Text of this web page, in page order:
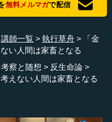
持つ電脳機械と化す」で
立研究所という原爆開発し
復を証明したのです。
の科学雑誌に載っていま
が自己修復することを証
。サンディア研究所は、
にある原...
無料メルマガで配信
講師一覧 執行草舟
「金
い人間は家畜となる
考察と随想
反生命論
えない人間は家畜となる